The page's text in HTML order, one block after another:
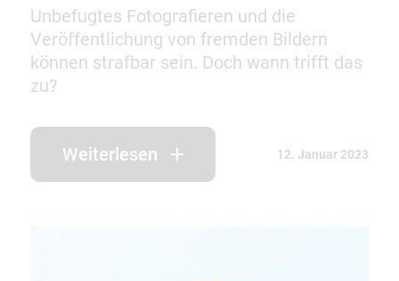
Unbefugtes Fotografieren und die
Veröffentlichung von fremden Bildern
können strafbar sein. Doch wann trifft das
zu?
Weiterlesen 12. Januar 2023